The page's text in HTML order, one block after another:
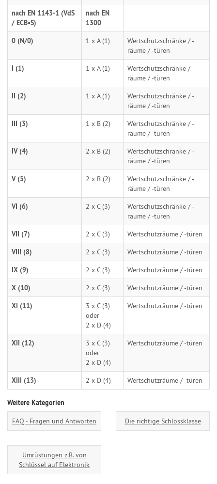
nach EN 1143-1 (VdS
/ ECB•S)
nach EN
1300
0 (N/0) 1 x A (1)
Wertschutzschränke / -
räume / -türen
I (1) 1 x A (1)
Wertschutzschränke / -
räume / -türen
II (2) 1 x A (1)
Wertschutzschränke / -
räume / -türen
III (3) 1 x B (2)
Wertschutzschränke / -
räume / -türen
IV (4) 2 x B (2)
Wertschutzschränke / -
räume / -türen
V (5) 2 x B (2)
Wertschutzschränke / -
räume / -türen
VI (6) 2 x C (3)
Wertschutzschränke / -
räume / -türen
VII (7) 2 x C (3) Wertschutzräume / -türen
VIII (8) 2 x C (3) Wertschutzräume / -türen
IX (9) 2 x C (3) Wertschutzräume / -türen
X (10) 2 x C (3) Wertschutzräume / -türen
XI (11)
3 x C (3)
oder
2 x D (4)
Wertschutzräume / -türen
XII (12)
3 x C (3)
oder
2 x D (4)
Wertschutzräume / -türen
XIII (13) 2 x D (4) Wertschutzräume / -türen
Weitere Kategorien
FAQ - Fragen und Antworten Die richtige Schlossklasse
Umrüstungen z.B. von
Schlüssel auf Elektronik